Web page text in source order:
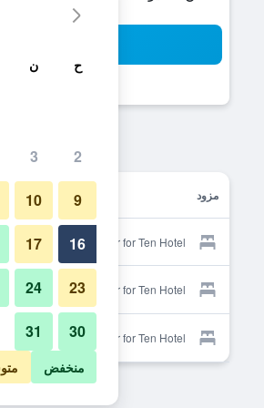
مزود
Provider for Ten Hotel
Provider for Ten Hotel
Provider for Ten Hotel
ح ن
2
3
9
10
16
17
23
24
30
31
منخفض